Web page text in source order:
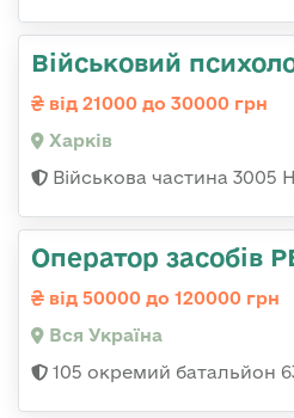
Військовий
від 21000 до 30000 грн
Харків
Військова частина 3005
Оператор засобів
від 50000 до 120000 грн
Вся Україна
105 окремий батальйон